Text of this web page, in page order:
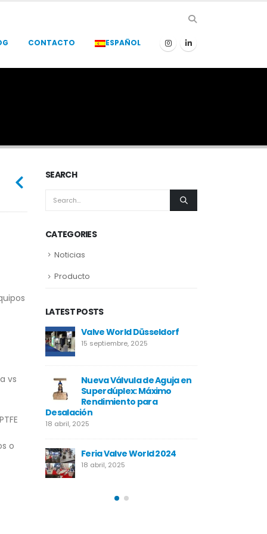
CONTACTO ESPAÑOL
vs
o
SEARCH
CATEGORIES
Noticias
Producto
LATEST POSTS
Valve World Düsseldorf
15 septiembre, 2025
Nueva Válvula de Aguja en
Superdúplex: Máximo
Rendimiento para
Desalación
18 abril, 2025
Feria Valve World 2024
18 abril, 2025